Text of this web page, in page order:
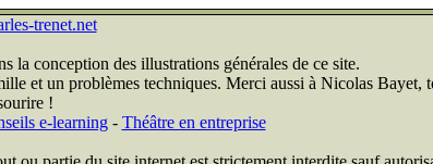
trenet.net
conception des illustrations générales de ce site.
et un problèmes techniques. Merci aussi à Nicolas Bayet,
!
e-learning- Théâtre en entreprise